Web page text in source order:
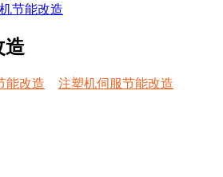
节能改造
造
能改造 注塑机伺服节能改造